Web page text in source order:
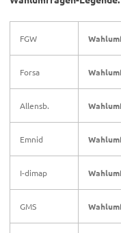
FGW
Forsa
Allensb.
Emnid
I-dimap
GMS